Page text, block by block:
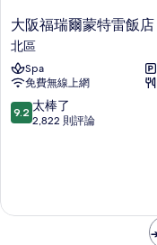
大
阪
福
瑞
爾
蒙
特
大阪福瑞爾蒙特雷飯店
北區
Spa
免費無線上網
9.2
分，
棒
9.2 太棒了
2,822 則評論